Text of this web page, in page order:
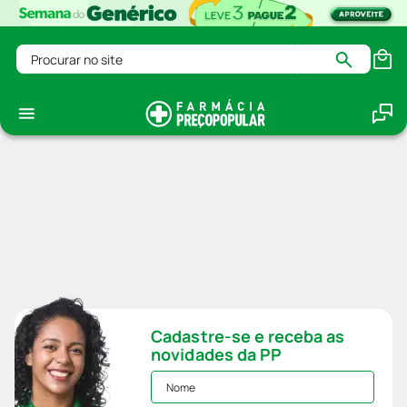
Procurar no site
Cadastre-se e receba as
novidades da PP